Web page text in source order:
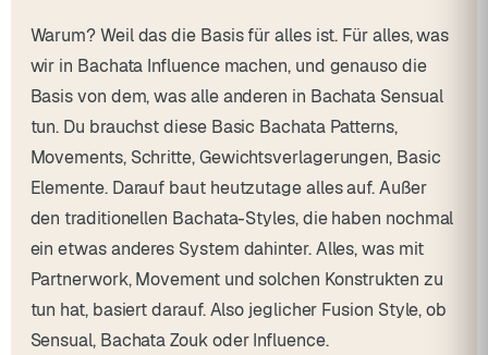
Warum? Weil das die Basis für alles ist. Für alles, was
wir in Bachata Influence machen, und genauso die
Basis von dem, was alle anderen in Bachata Sensual
tun. Du brauchst diese Basic Bachata Patterns,
Movements, Schritte, Gewichtsverlagerungen, Basic
Elemente. Darauf baut heutzutage alles auf. Außer
den traditionellen Bachata-Styles, die haben nochmal
ein etwas anderes System dahinter. Alles, was mit
Partnerwork, Movement und solchen Konstrukten zu
tun hat, basiert darauf. Also jeglicher Fusion Style, ob
Sensual, Bachata Zouk oder Influence.